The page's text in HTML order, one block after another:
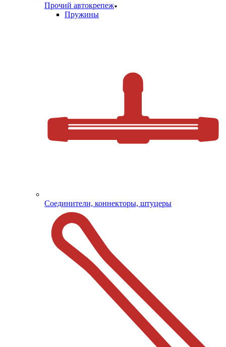
Прочий автокрепеж
Пружины
Соединители, коннекторы, штуцеры